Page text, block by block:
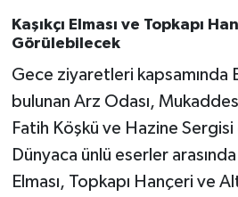
Kaşıkçı Elması ve Topkapı
Görülebilecek
Gece ziyaretleri kapsamında
bulunan Arz Odası,
Fatih Köşkü ve Hazine Sergisi
Dünyaca ünlü eserler arasında
Elması, Topkapı Hançeri ve